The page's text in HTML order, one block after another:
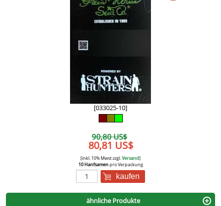
[033025-10]
90,80 US$
80,81 US$
[inkl. 10% Mwst zzgl.Versand]
10 Hanfsamenpro Verpackung
kaufen
ähnliche Produkte